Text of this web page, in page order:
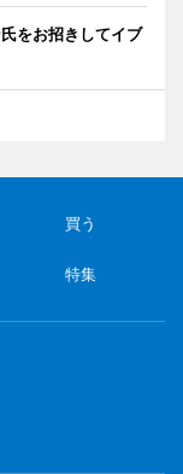
をお招きしてイブ
買う
特集